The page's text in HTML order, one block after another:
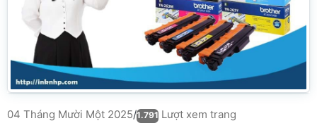
04 Tháng Mười Một 2025/1.791 Lượt xem trang